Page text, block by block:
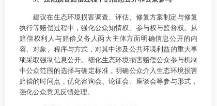
建议在生态环境损害调查、评估、修复方案制定与修复
执行等赔偿过程中，强化公众知情权、参与权与监督权。从
赔偿权利人与赔偿义务人两大主体方面明确信息公开的内
容、对象、程序与方式，对其中涉及公共环境利益的重大事
项采取强制信息公开。细化生态环境损害赔偿公众参与机制
中公众范围的选择与确定标准，明确公众介入生态环境损害
赔偿的时间点，优化咨询会、论证会、座谈会等参与形式，
强化公众意见反馈处理。